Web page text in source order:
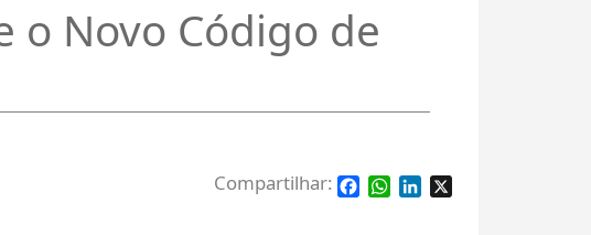
o Novo Código de
Facebook
WhatsApp
LinkedIn